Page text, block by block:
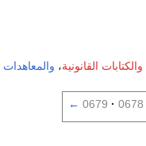
والكتابات القانونية، والمعاهدات
0678
0679
←